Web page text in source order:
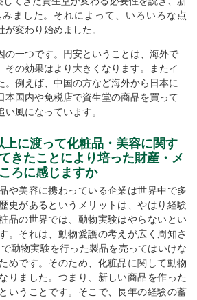
ました。それによって、いろいろな点
変わり始めました。
の一つです。円安ということは、海外で
その効果はより大きくなります。またイ
。例えば、中国の方など海外から日本に
本国内や免税店で資生堂の商品を買って
風になっています。
上に渡って化粧品・美容に関す
きたことにより培った財産・メ
ろに感じますか
や美容に携わっている企業は世界中で多
史があるというメリットは、やはり経験
品の世界では、動物実験はやらないとい
。それは、動物愛護の考えが広く周知さ
動物実験を行った製品を売ってはいけな
めです。そのため、化粧品に関して動物
りました。つまり、新しい商品を作った
いうことです。そこで、長年の経験の蓄